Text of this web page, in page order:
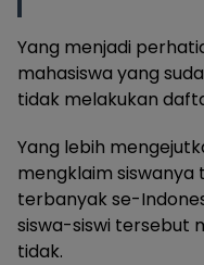
Yang menjadi
mahasiswa yang
tidak melakukan
Yang lebih
mengklaim siswanya
terbanyak se-
siswa-siswi tersebut
tidak.